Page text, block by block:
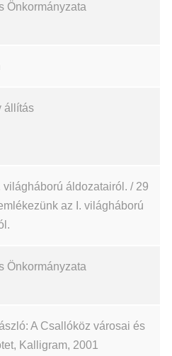
Önkormányzata
állítás
világháború áldozatairól. / 29
az I. világháború
Önkormányzata
A Csallóköz városai és
Kalligram, 2001